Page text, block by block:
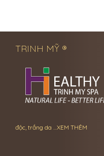
TRINH MỸ ®
độc, trắng da …XEM THÊM